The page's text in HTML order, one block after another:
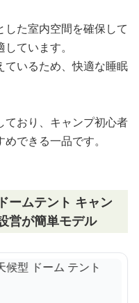
た室内空間を確保して
ています。
ているため、快適な睡眠
ており、キャンプ初心者
できる一品です。
ームテント キャン
営が簡単モデル